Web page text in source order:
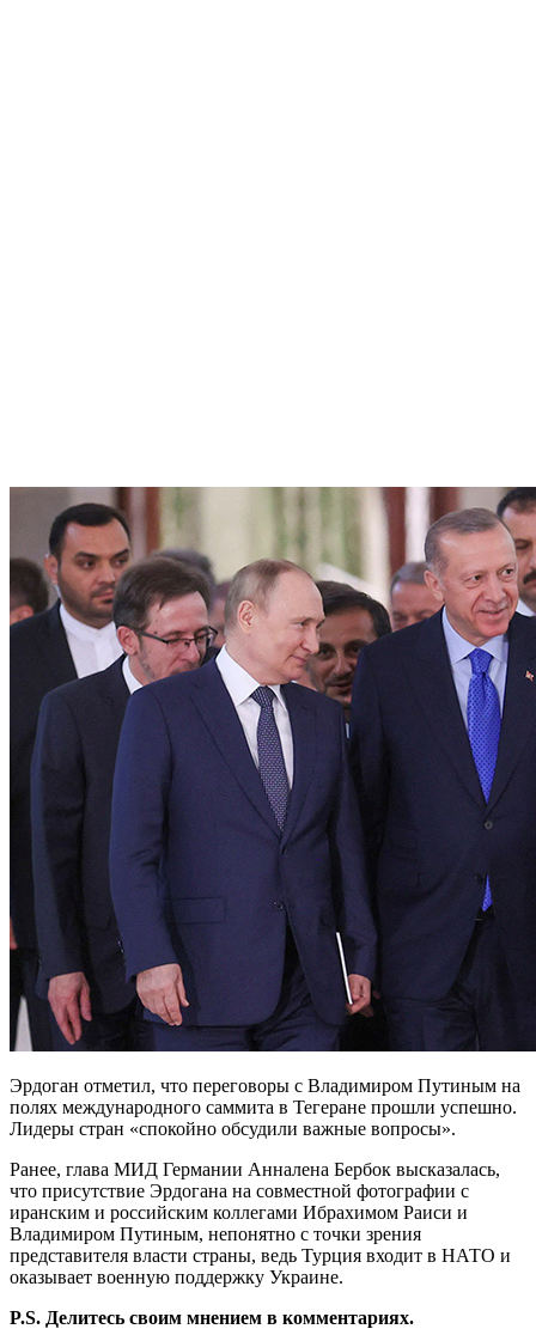
Эрдоган отметил, что переговоры с Владимиром Путиным на
полях международного саммита в Тегеране прошли успешно.
Лидеры стран «спокойно обсудили важные вопросы».
Ранее, глава МИД Германии Анналена Бербок высказалась,
что присутствие Эрдогана на совместной фотографии с
иранским и российским коллегами Ибрахимом Раиси и
Владимиром Путиным, непонятно с точки зрения
представителя власти страны, ведь Турция входит в НАТО и
оказывает военную поддержку Украине.
P.S. Делитесь своим мнением в комментариях.